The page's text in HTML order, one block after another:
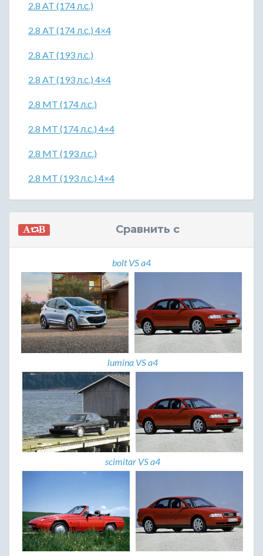
2.8 AT (174 л.с.)
2.8 AT (174 л.с.) 4×4
2.8 AT (193 л.с.)
2.8 AT (193 л.с.) 4×4
2.8 MT (174 л.с.)
2.8 MT (174 л.с.) 4×4
2.8 MT (193 л.с.)
2.8 MT (193 л.с.) 4×4
Сравнить с
bolt VS a4
lumina VS a4
scimitar VS a4